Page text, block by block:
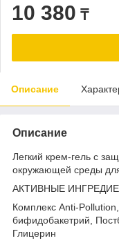
10 380 ₸
Описание
Описание
Легкий крем-гель с
окружающей среды
АКТИВНЫЕ
Комплекс Anti-
бифидобакетрий,
Глицерин